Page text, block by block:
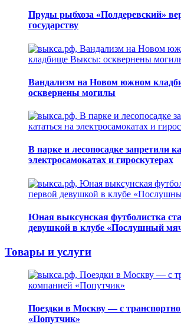
Пруды рыбхоза «Полдеревский»
государству
Вандализм на Новом южном
осквернены могилы
В парке и лесопосадке запретили
электросамокатах и гироскутерах
Юная выксунская футболистка
девушкой в клубе «Послушный
Товары и услуги
Поездки в Москву — с
«Попутчик»